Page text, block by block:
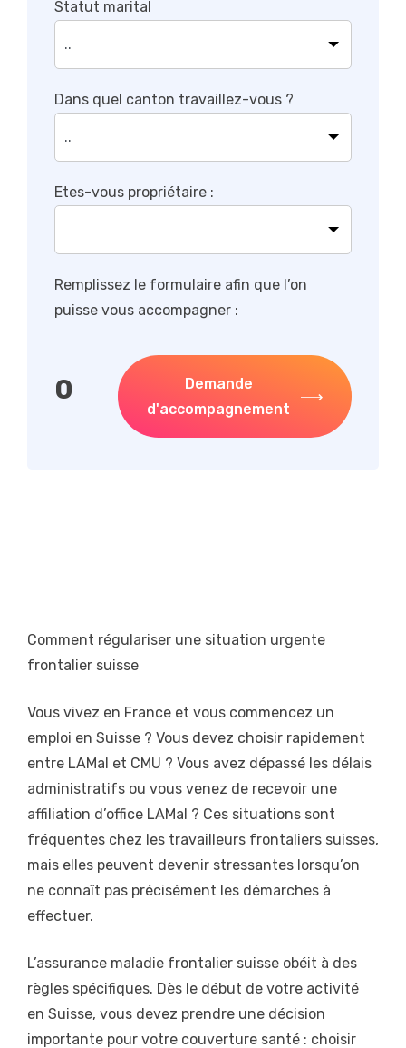
Statut marital
Dans quel canton travaillez-vous ?
Etes-vous propriétaire :
Remplissez le formulaire afin que l’on
puisse vous accompagner :
0
Demande
d'accompagnement
Comment régulariser une situation urgente
frontalier suisse
Vous vivez en France et vous commencez un
emploi en Suisse ? Vous devez choisir rapidement
entre LAMal et CMU ? Vous avez dépassé les délais
administratifs ou vous venez de recevoir une
affiliation d’office LAMal ? Ces situations sont
fréquentes chez les travailleurs frontaliers suisses,
mais elles peuvent devenir stressantes lorsqu’on
ne connaît pas précisément les démarches à
effectuer.
L’assurance maladie frontalier suisse obéit à des
règles spécifiques. Dès le début de votre activité
en Suisse, vous devez prendre une décision
importante pour votre couverture santé : choisir